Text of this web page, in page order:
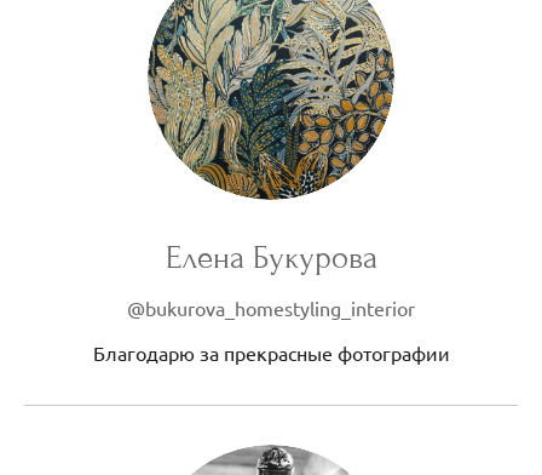
Елена Букурова
@bukurova_homestyling_interior
Благодарю за прекрасные фотографии